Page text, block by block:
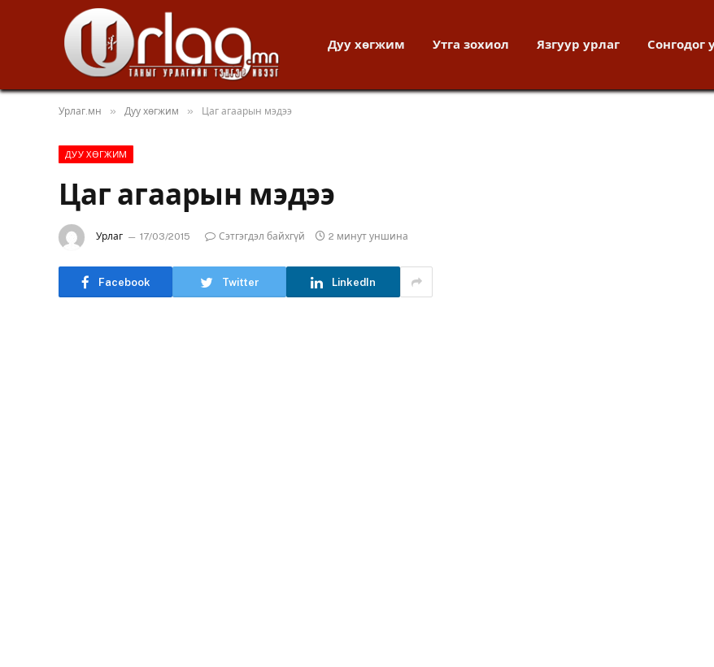
Дуу хөгжим Утга зохиол Язгуур урлаг Сонгодог
Урлаг.мн » Дуу хөгжим » Цаг агаарын мэдээ
ДУУ ХӨГЖИМ
Цаг агаарын мэдээ
Урлаг 17/03/2015 Сэтгэгдэл байхгүй 2 минут уншина
Facebook Twitter LinkedIn